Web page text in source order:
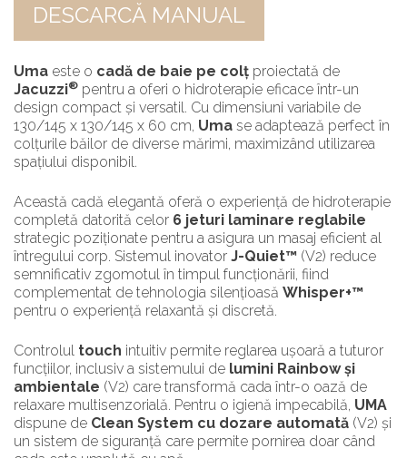
DESCARCĂ MANUAL
Uma este o cadă de baie pe colț proiectată de
Jacuzzi® pentru a oferi o hidroterapie eficace într-un
design compact și versatil. Cu dimensiuni variabile de
130/145 x 130/145 x 60 cm, Uma se adaptează perfect în
colțurile băilor de diverse mărimi, maximizând utilizarea
spațiului disponibil.
Această cadă elegantă oferă o experiență de hidroterapie
completă datorită celor 6 jeturi laminare reglabile
strategic poziționate pentru a asigura un masaj eficient al
întregului corp. Sistemul inovator J-Quiet™ (V2) reduce
semnificativ zgomotul în timpul funcționării, fiind
complementat de tehnologia silențioasă Whisper+™
pentru o experiență relaxantă și discretă.
Controlul touch intuitiv permite reglarea ușoară a tuturor
funcțiilor, inclusiv a sistemului de lumini Rainbow și
ambientale (V2) care transformă cada într-o oază de
relaxare multisenzorială. Pentru o igienă impecabilă, UMA
dispune de Clean System cu dozare automată (V2) și
un sistem de siguranță care permite pornirea doar când